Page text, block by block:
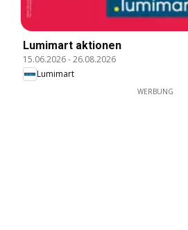
Lumimart aktionen
15.06.2026-26.08.2026
Lumimart
WERBUNG